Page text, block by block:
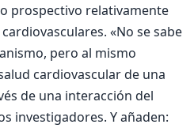
prospectivo relativamente
«No se sabe
pero al mismo
cardiovascular de una
de una interacción del
investigadores. Y añaden: